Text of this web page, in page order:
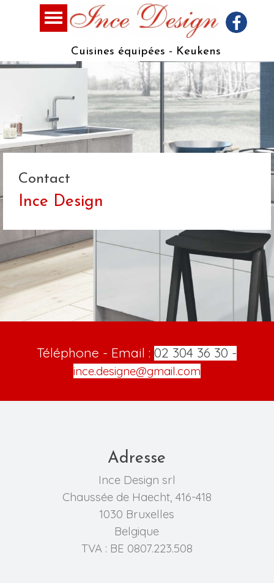
Cuisines équipées - Keukens
Contact
Ince Design
Téléphone - Email :02 304 36 30 -
ince.designe@gmail.com
Adresse
Ince Design srl
Chaussée de Haecht, 416-418
1030 Bruxelles
Belgique
TVA : BE 0807.223.508